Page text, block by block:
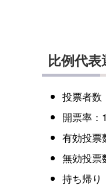
比例代
投票者
開票率：
有効投票
無効投
持ち帰り